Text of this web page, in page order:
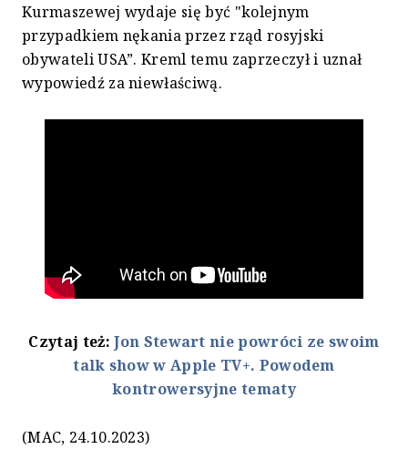
Kurmaszewej wydaje się być "kolejnym
przypadkiem nękania przez rząd rosyjski
obywateli USA”. Kreml temu zaprzeczył i uznał
wypowiedź za niewłaściwą.
Czytaj też:Jon Stewart nie powróci ze swoim
talk show w Apple TV+. Powodem
kontrowersyjne tematy
(MAC, 24.10.2023)